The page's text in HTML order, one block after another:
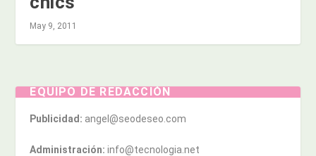
May 9, 2011
EQUIPO DE REDACCIÓN
Publicidad: angel@seodeseo.com
Administración: info@tecnologia.net